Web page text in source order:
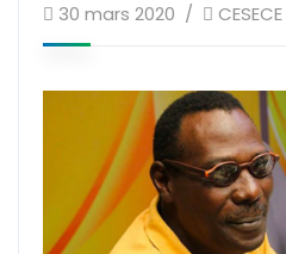
30 mars 2020 CESECE